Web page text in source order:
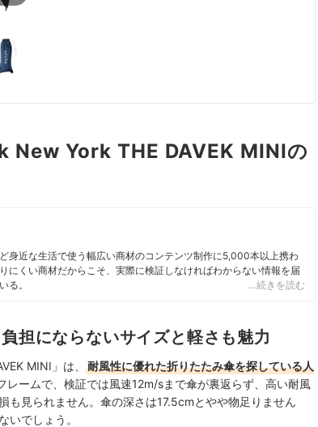
York THE DAVEK MINIの
身近な生活で使う幅広い商材のコンテンツ制作に5,000本以上携わ
にくい商材だからこそ、実際に検証しなければわからない情報を届
る。
…続きを読む
担にならないサイズと軽さも魅力
MINI」は、
耐風性に優れた折りたたみ傘を探している人
レームで、検証では風速12m/sまで傘が裏返らず、高い耐風
も見られません。傘の深さは17.5cmとやや物足りません
いでしょう。